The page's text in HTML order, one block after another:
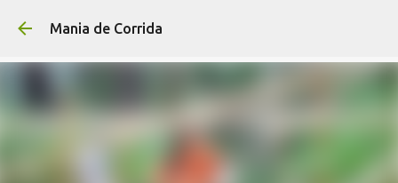
Mania de Corrida